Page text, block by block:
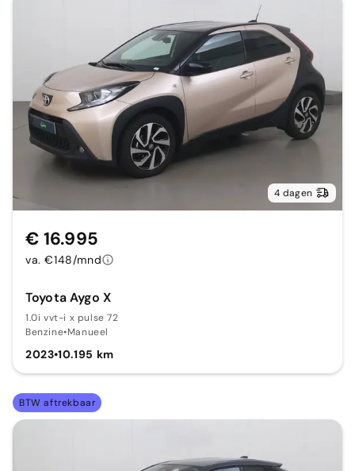
4 dagen
Toyota Aygo X
1.0i vvt-i x pulse 72
Benzine•Manueel
2023•10.195 km
€ 16.995
va. €148/mnd
BTW aftrekbaar